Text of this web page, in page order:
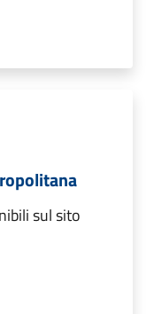
sul sito